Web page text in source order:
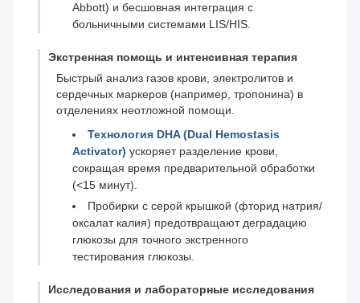
Abbott) и бесшовная интеграция с
больничными системами LIS/HIS.
Экстренная помощь и интенсивная терапия
Быстрый анализ газов крови, электролитов и
сердечных маркеров (например, тропонина) в
отделениях неотложной помощи.
Технология DHA (Dual Hemostasis
Activator) ускоряет разделение крови,
сокращая время предварительной обработки
(<15 минут).
Пробирки с серой крышкой (фторид натрия/
оксалат калия) предотвращают деградацию
глюкозы для точного экстренного
тестирования глюкозы.
Исследования и лабораторные исследования